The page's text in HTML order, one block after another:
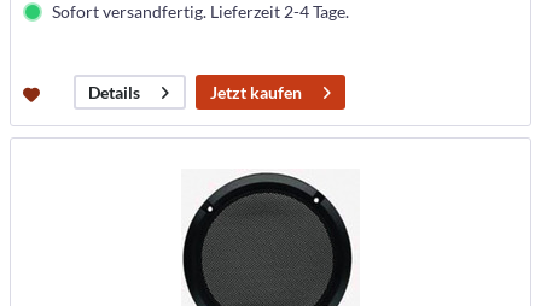
Sofort versandfertig. Lieferzeit 2-4 Tage.
Details Jetzt kaufen